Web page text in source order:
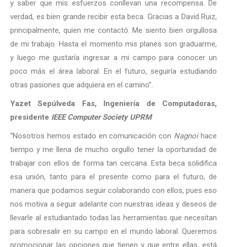
y saber que mis esfuerzos conllevan una recompensa. De
verdad, es bien grande recibir esta beca. Gracias a David Ruiz,
principalmente, quien me contactó. Me siento bien orgullosa
de mi trabajo. Hasta el momento mis planes son graduarme,
y luego me gustaría ingresar a mi campo para conocer un
poco más el área laboral. En el futuro, seguiría estudiando
otras pasiones que adquiera en el camino”.
Yazet Sepúlveda Fas, Ingeniería de Computadoras,
presidente IEEE Computer Society UPRM
“Nosotros hemos estado en comunicación con Nagnoihace
tiempo y me llena de mucho orgullo tener la oportunidad de
trabajar con ellos de forma tan cercana. Esta beca solidifica
esa unión, tanto para el presente como para el futuro, de
manera que podamos seguir colaborando con ellos, pues eso
nos motiva a seguir adelante con nuestras ideas y deseos de
llevarle al estudiantado todas las herramientas que necesitan
para sobresalir en su campo en el mundo laboral. Queremos
promocionar las opciones que tienen y que entre ellas, está